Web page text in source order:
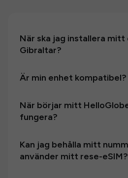
När ska jag installera mitt
Gibraltar?
Är min enhet kompatibel?
När börjar mitt
fungera?
Kan jag behålla mitt
använder mitt rese-eSIM?